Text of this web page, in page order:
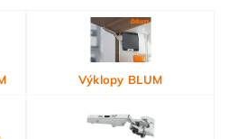
Výklopy BLUM